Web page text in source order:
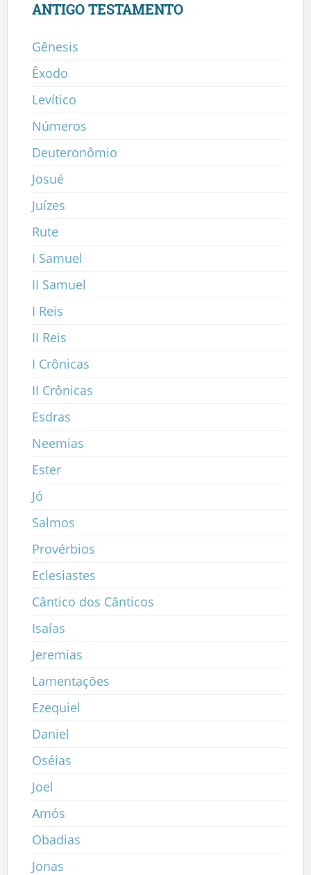
ANTIGO TESTAMENTO
Gênesis
Êxodo
Levítico
Números
Deuteronômio
Josué
Juízes
Rute
I Samuel
II Samuel
I Reis
II Reis
I Crônicas
II Crônicas
Esdras
Neemias
Ester
Jó
Salmos
Provérbios
Eclesiastes
Cântico dos Cânticos
Isaías
Jeremias
Lamentações
Ezequiel
Daniel
Oséias
Joel
Amós
Obadias
Jonas